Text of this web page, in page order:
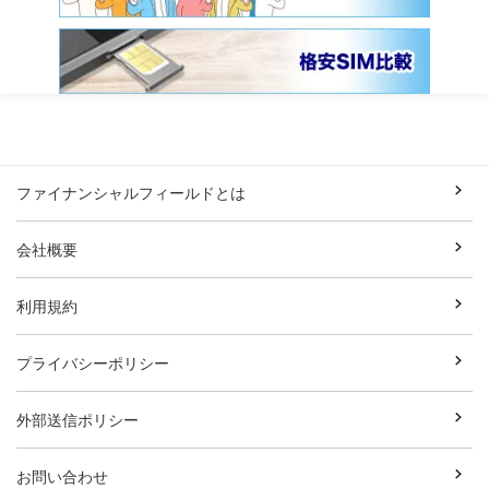
ファイナンシャルフィールドとは
会社概要
利用規約
プライバシーポリシー
外部送信ポリシー
お問い合わせ